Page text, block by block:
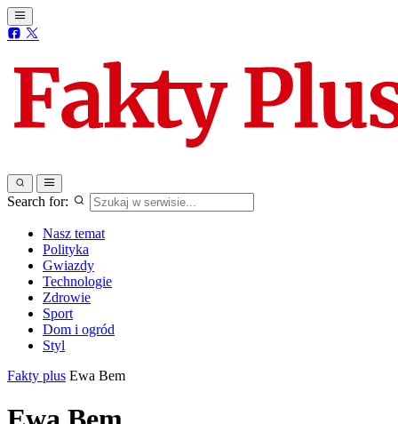
Search for:
Nasz temat
Polityka
Gwiazdy
Technologie
Zdrowie
Sport
Dom i ogród
Styl
Fakty plus Ewa Bem